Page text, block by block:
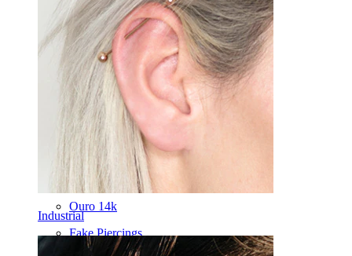
Industrial
Lábio
Mamilo
Industrial
Dermal
Helix
Orelha
Septo
Ouro 14k
Fake Piercings